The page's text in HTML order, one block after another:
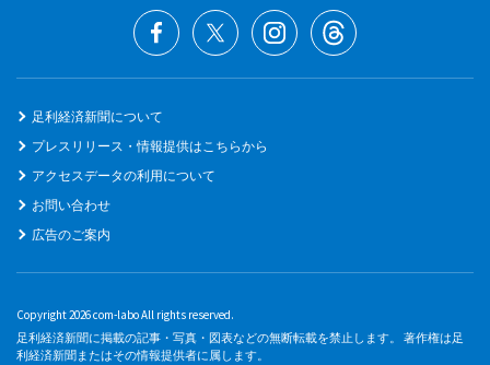
足利経済新聞について
プレスリリース・情報提供はこちらから
アクセスデータの利用について
お問い合わせ
広告のご案内
Copyright 2026 com-labo All rights reserved.
足利経済新聞に掲載の記事・写真・図表などの無断転載を禁止します。 著作権は足
利経済新聞またはその情報提供者に属します。